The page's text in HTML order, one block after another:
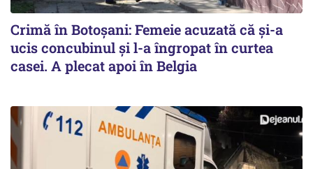
Crimă în Botoșani: Femeie acuzată că și-a
ucis concubinul și l-a îngropat în curtea
casei. A plecat apoi în Belgia